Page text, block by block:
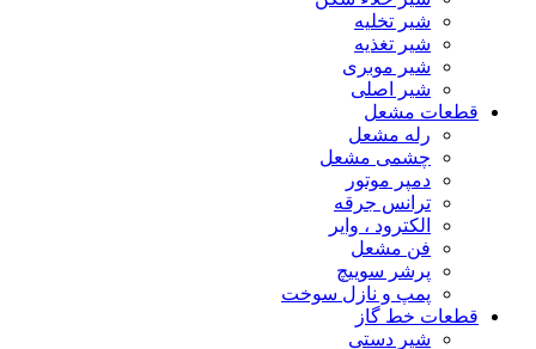
شیر تخلیه
شیر تغذیه
شیر موبری
شیر اصلی
قطعات مشعل
رله مشعل
چشمی مشعل
دمپر موتور
ترانس جرقه
الکترود ، وایر
فن مشعل
پرشر سوییچ
پمپ و نازل سوخت
قطعات خط گاز
شیر دستی